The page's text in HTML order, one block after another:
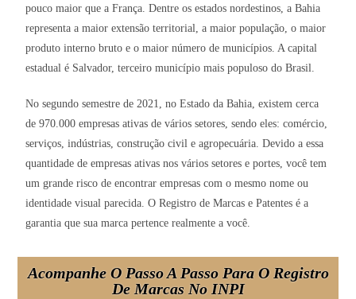
pouco maior que a França. Dentre os estados nordestinos, a Bahia
representa a maior extensão territorial, a maior população, o maior
produto interno bruto e o maior número de municípios. A capital
estadual é Salvador, terceiro município mais populoso do Brasil.
No segundo semestre de 2021, no Estado da Bahia, existem cerca
de 970.000 empresas ativas de vários setores, sendo eles: comércio,
serviços, indústrias, construção civil e agropecuária. Devido a essa
quantidade de empresas ativas nos vários setores e portes, você tem
um grande risco de encontrar empresas com o mesmo nome ou
identidade visual parecida. O Registro de Marcas e Patentes é a
garantia que sua marca pertence realmente a você.
Acompanhe O Passo A Passo Para O Registro
De Marcas No INPI